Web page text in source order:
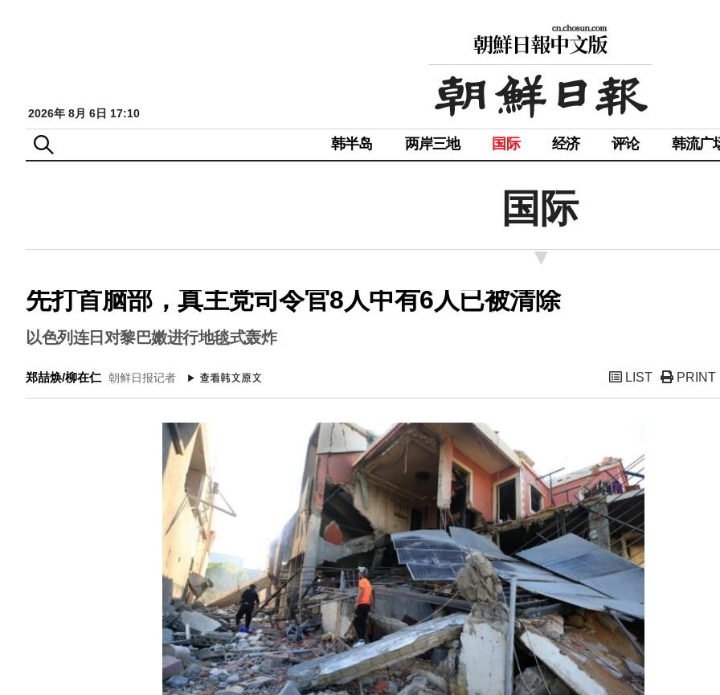
2026年 8月 6日 17:10
韩半岛 两岸三地 国际 经济 评论 韩流广
国际
先打首脑部，真主党司令官8人中有6人已被清除
以色列连日对黎巴嫩进行地毯式轰炸
郑喆焕/柳在仁 朝鲜日报记者 LIST PRINT